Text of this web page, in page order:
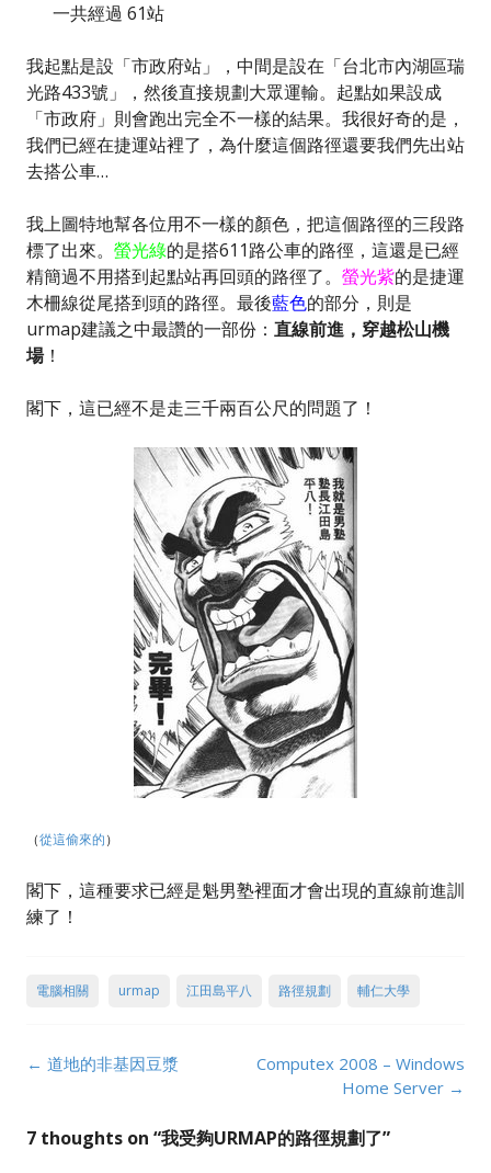
一共經過 61站
我起點是設「市政府站」，中間是設在「台北市內湖區瑞
光路433號」，然後直接規劃大眾運輸。起點如果設成
「市政府」則會跑出完全不一樣的結果。我很好奇的是，
我們已經在捷運站裡了，為什麼這個路徑還要我們先出站
去搭公車…
我上圖特地幫各位用不一樣的顏色，把這個路徑的三段路
標了出來。 螢光綠的是搭611路公車的路徑，這還是已經
精簡過不用搭到起點站再回頭的路徑了。 螢光紫的是捷運
木柵線從尾搭到頭的路徑。最後藍色的部分，則是
urmap建議之中最讚的一部份： 直線前進，穿越松山機
場！
閣下，這已經不是走三千兩百公尺的問題了！
（從這偷來的）
閣下，這種要求已經是魁男塾裡面才會出現的直線前進訓
練了！
電腦相關 urmap 江田島平八 路徑規劃 輔仁大學
Post
← 道地的非基因豆漿
Computex 2008 – Windows
Home Server →
7 thoughts on “我受夠URMAP的路徑規劃了”